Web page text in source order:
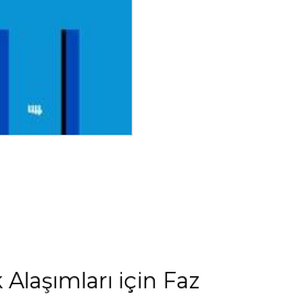
için Faz